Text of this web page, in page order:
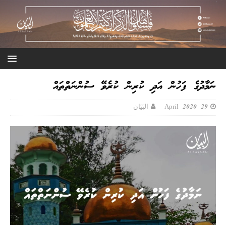
ނަމާދުގެ ފަހުން އަދި ކުރިން ކުރެވޭ ސުންނަތްތައް
29 April 2020 البَيَان